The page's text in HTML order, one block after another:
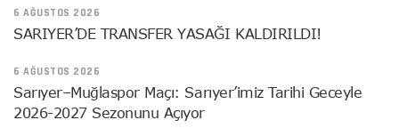
6 AĞUSTOS 2026
SARIYER’DE TRANSFER YASAĞI KALDIRILDI!
6 AĞUSTOS 2026
Sarıyer–Muğlaspor Maçı: Sarıyer’imiz Tarihi Geceyle
2026-2027 Sezonunu Açıyor